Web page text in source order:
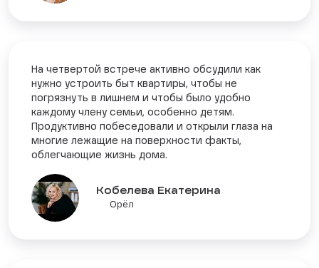
На четвертой встрече активно обсудили как
нужно устроить быт квартиры, чтобы не
погрязнуть в лишнем и чтобы было удобно
каждому члену семьи, особенно детям.
Продуктивно побеседовали и открыли глаза на
многие лежащие на поверхности факты,
облегчающие жизнь дома.
Кобелева Екатерина
Орёл